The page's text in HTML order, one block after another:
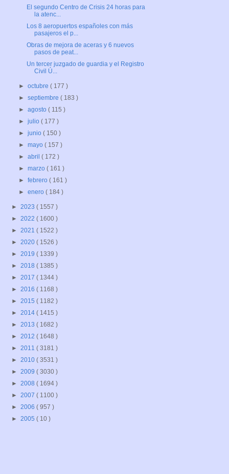
El segundo Centro de Crisis 24 horas para
la atenc...
Los 8 aeropuertos españoles con más
pasajeros el p...
Obras de mejora de aceras y 6 nuevos
pasos de peat...
Un tercer juzgado de guardia y el Registro
Civil Ú...
►octubre( 177 )
►septiembre( 183 )
►agosto( 115 )
►julio( 177 )
►junio( 150 )
►mayo( 157 )
►abril( 172 )
►marzo( 161 )
►febrero( 161 )
►enero( 184 )
► 2023 ( 1557 )
► 2022 ( 1600 )
► 2021 ( 1522 )
► 2020 ( 1526 )
► 2019 ( 1339 )
► 2018 ( 1385 )
► 2017 ( 1344 )
► 2016 ( 1168 )
► 2015 ( 1182 )
► 2014 ( 1415 )
► 2013 ( 1682 )
► 2012 ( 1648 )
► 2011 ( 3181 )
► 2010 ( 3531 )
► 2009 ( 3030 )
► 2008 ( 1694 )
► 2007 ( 1100 )
► 2006 ( 957 )
► 2005 ( 10 )